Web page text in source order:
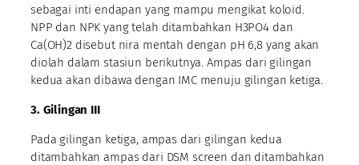
sebagai inti endapan yang mampu mengikat koloid.
NPP dan NPK yang telah ditambahkan H3PO4 dan
Ca(OH)2 disebut nira mentah dengan pH 6,8 yang akan
diolah dalam stasiun berikutnya. Ampas dari gilingan
kedua akan dibawa dengan IMC menuju gilingan ketiga.
3. Gilingan III
Pada gilingan ketiga, ampas dari gilingan kedua
ditambahkan ampas dari DSM screen dan ditambahkan